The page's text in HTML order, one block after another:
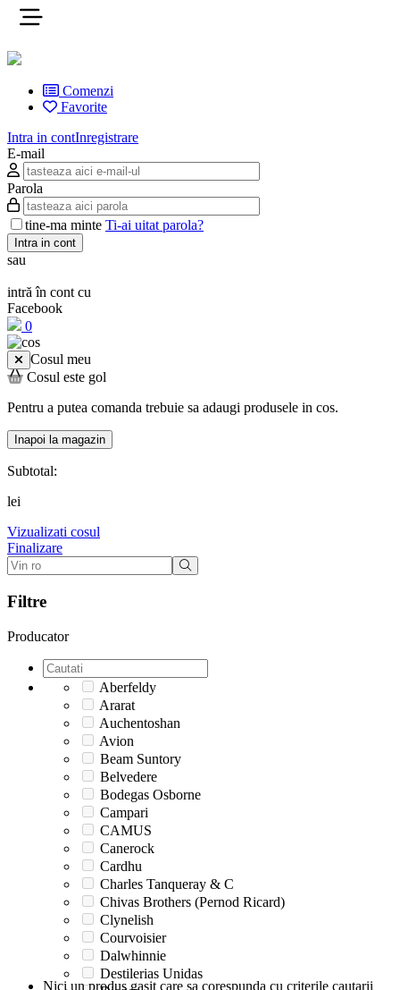
Comenzi
Favorite
Intra in contInregistrare
E-mail
Parola
tine-ma minte Ti-ai uitat parola?
Intra in cont
sau
intră în cont cu
Facebook
0
Cosul meu
Cosul este gol
Pentru a putea comanda trebuie sa adaugi produsele in cos.
Inapoi la magazin
Subtotal:
lei
Vizualizati cosul
Finalizare
Filtre
Producator
Aberfeldy
Ararat
Auchentoshan
Avion
Beam Suntory
Belvedere
Bodegas Osborne
Campari
CAMUS
Canerock
Cardhu
Charles Tanqueray & C
Chivas Brothers (Pernod Ricard)
Clynelish
Courvoisier
Dalwhinnie
Destilerias Unidas
Nici un produs gasit care sa corespunda cu criterile cautarii